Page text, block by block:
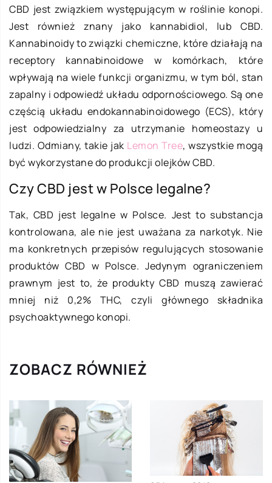
CBD jest związkiem występującym w roślinie konopi.
Jest również znany jako kannabidiol, lub CBD.
Kannabinoidy to związki chemiczne, które działają na
receptory kannabinoidowe w komórkach, które
wpływają na wiele funkcji organizmu, w tym ból, stan
zapalny i odpowiedź układu odpornościowego. Są one
częścią układu endokannabinoidowego (ECS), który
jest odpowiedzialny za utrzymanie homeostazy u
ludzi. Odmiany, takie jak Lemon Tree, wszystkie mogą
być wykorzystane do produkcji olejków CBD.
Czy CBD jest w Polsce legalne?
Tak, CBD jest legalne w Polsce. Jest to substancja
kontrolowana, ale nie jest uważana za narkotyk. Nie
ma konkretnych przepisów regulujących stosowanie
produktów CBD w Polsce. Jedynym ograniczeniem
prawnym jest to, że produkty CBD muszą zawierać
mniej niż 0,2% THC, czyli głównego składnika
psychoaktywnego konopi.
ZOBACZ RÓWNIEŻ